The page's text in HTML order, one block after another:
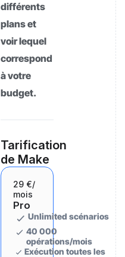
différents
plans et
voir lequel
correspond
à votre
budget.
Tarification
de Make
29 €/
mois
Pro
Unlimited scénarios
40 000
opérations/mois
Exécution toutes les